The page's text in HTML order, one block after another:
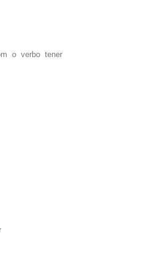
o verbo tener